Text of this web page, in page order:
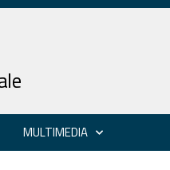
MULTIMEDIA